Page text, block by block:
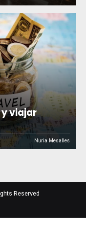
viajar
Nuria Mesalles
Reserved